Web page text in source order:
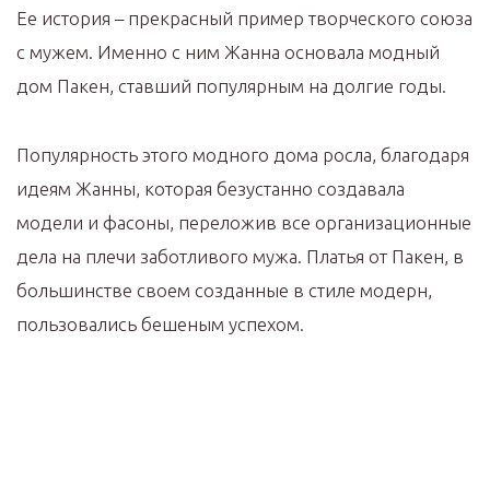
Ее история – прекрасный пример творческого союза
с мужем. Именно с ним Жанна основала модный
дом Пакен, ставший популярным на долгие годы.
Популярность этого модного дома росла, благодаря
идеям Жанны, которая безустанно создавала
модели и фасоны, переложив все организационные
дела на плечи заботливого мужа. Платья от Пакен, в
большинстве своем созданные в стиле модерн,
пользовались бешеным успехом.